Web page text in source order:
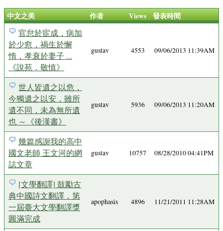
中文之美 作者 Views 發表時間
官怠於宦成，病加
於少愈，禍生於懈
惰，孝衰於妻子 ...
《說苑．敬慎》
gustav 4553 09/06/2013 11:39AM
世人皆遺之以危，
今獨遺之以安，雖所
遺不同，未為無所遺
也 ～《後漢書》
gustav 5936 09/06/2013 11:20AM
幾篇感謝我的高中
國文老師 王文河的網
誌文章
gustav 10757 08/28/2010 04:41PM
[文學翻譯] 鼓勵古
典中國詩文翻譯，第
一屆臺大文學翻譯獎
圓滿完成
apophasis 4896 11/21/2011 11:28AM